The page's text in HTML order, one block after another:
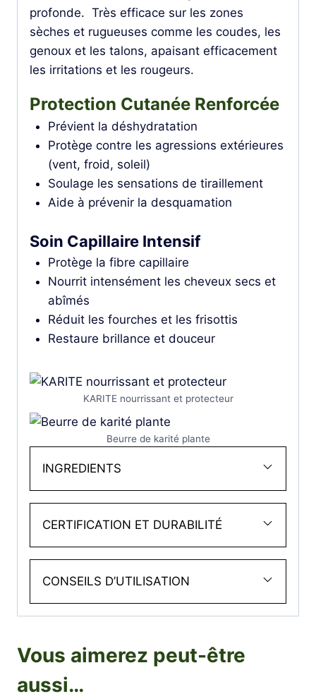
profonde. Très efficace sur les zones
sèches et rugueuses comme les coudes, les
genoux et les talons, apaisant efficacement
les irritations et les rougeurs.
Protection Cutanée Renforcée
Prévient la déshydratation
Protège contre les agressions extérieures
(vent, froid, soleil)
Soulage les sensations de tiraillement
Aide à prévenir la desquamation
Soin Capillaire Intensif
Protège la fibre capillaire
Nourrit intensément les cheveux secs et
abîmés
Réduit les fourches et les frisottis
Restaure brillance et douceur
KARITE nourrissant et protecteur
Beurre de karité plante
INGREDIENTS
CERTIFICATION ET DURABILITÉ
CONSEILS D’UTILISATION
Vous aimerez peut-être
aussi…